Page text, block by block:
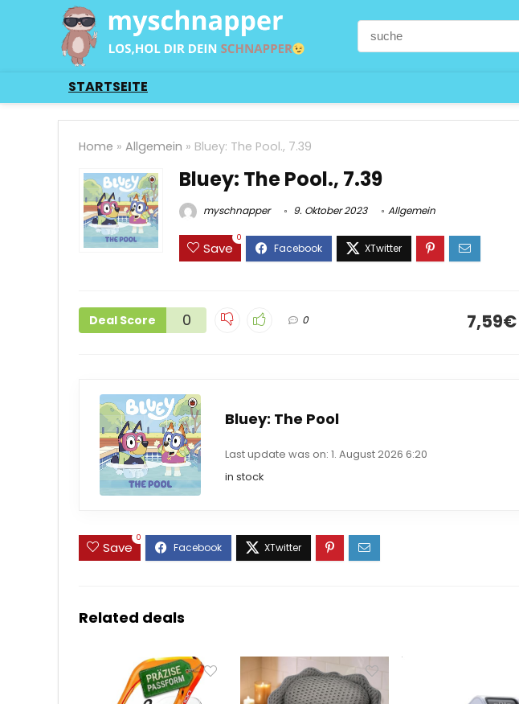
STARTSEITE
Home » Allgemein » Bluey: The Pool., 7.39
Bluey: The Pool., 7.39
myschnapper 9. Oktober 2023 Allgemein
Save
0
Deal Score 0 0 7,59€
Bluey: The Pool
Last update was on: 1. August 2026 6:20
in stock
Save
0
Related deals